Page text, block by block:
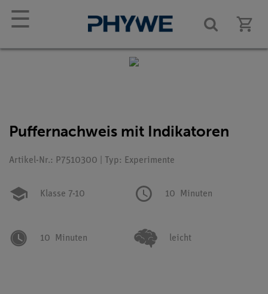
☰
Puffernachweis mit Indikatoren
Artikel-Nr.: P7510300 | Typ: Experimente
Klasse 7-10 10 Minuten
10 Minuten leicht